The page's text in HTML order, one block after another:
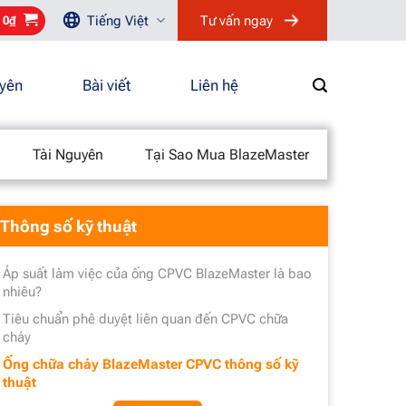
0₫ Tiếng Việt Tư vấn ngay
Bài viết Liên hệ
Tài Nguyên Tại Sao Mua BlazeMaster
Thông số kỹ thuật
Áp suất làm việc của ống CPVC BlazeMaster là bao
nhiêu?
Tiêu chuẩn phê duyệt liên quan đến CPVC chữa
cháy
Ống chữa cháy BlazeMaster CPVC thông số kỹ
thuật